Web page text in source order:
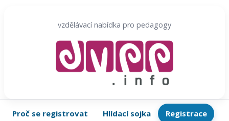
vzdělávací nabídka pro pedagogy
Proč se registrovat Hlídací sojka
Registrace